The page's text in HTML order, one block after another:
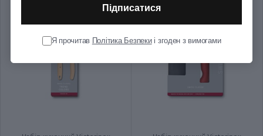
Тип випуску товару Серійний
Країна збірки
Підписатися
Я прочитав Політика Безпекиі згоден з вимогами